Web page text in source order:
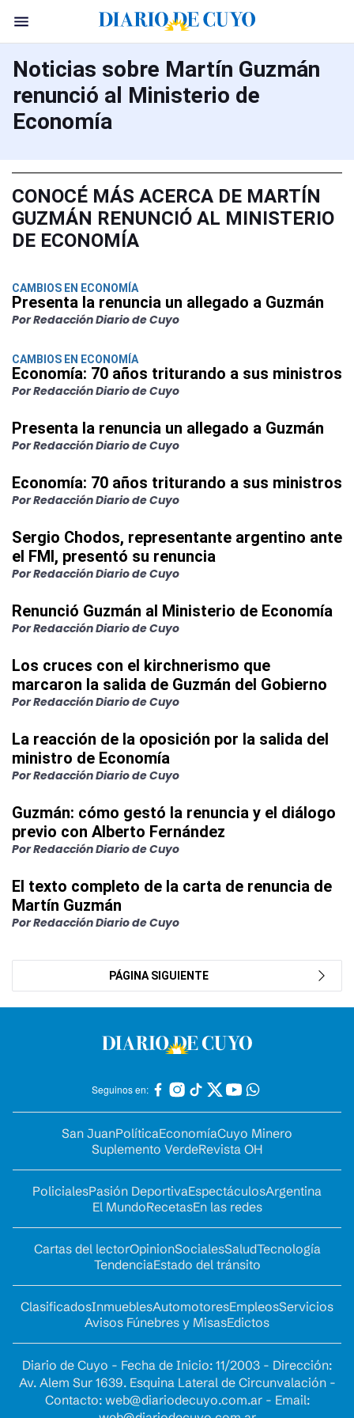
Noticias sobre Martín Guzmán
renunció al Ministerio de
Economía
CONOCÉ MÁS ACERCA DE MARTÍN
GUZMÁN RENUNCIÓ AL MINISTERIO
DE ECONOMÍA
CAMBIOS EN ECONOMÍA
Presenta la renuncia un allegado a Guzmán
Por Redacción Diario de Cuyo
CAMBIOS EN ECONOMÍA
Economía: 70 años triturando a sus ministros
Por Redacción Diario de Cuyo
Presenta la renuncia un allegado a Guzmán
Por Redacción Diario de Cuyo
Economía: 70 años triturando a sus ministros
Por Redacción Diario de Cuyo
Sergio Chodos, representante argentino ante
el FMI, presentó su renuncia
Por Redacción Diario de Cuyo
Renunció Guzmán al Ministerio de Economía
Por Redacción Diario de Cuyo
Los cruces con el kirchnerismo que
marcaron la salida de Guzmán del Gobierno
Por Redacción Diario de Cuyo
La reacción de la oposición por la salida del
ministro de Economía
Por Redacción Diario de Cuyo
Guzmán: cómo gestó la renuncia y el diálogo
previo con Alberto Fernández
Por Redacción Diario de Cuyo
El texto completo de la carta de renuncia de
Martín Guzmán
Por Redacción Diario de Cuyo
PÁGINA SIGUIENTE
Seguinos en:
San JuanPolíticaEconomíaCuyo Minero
Suplemento VerdeRevista OH
PolicialesPasión DeportivaEspectáculosArgentina
El MundoRecetasEn las redes
Cartas del lectorOpinionSocialesSaludTecnología
TendenciaEstado del tránsito
ClasificadosInmueblesAutomotoresEmpleosServicios
Avisos Fúnebres y MisasEdictos
Diario de Cuyo - Fecha de Inicio: 11/2003 - Dirección:
Av. Alem Sur 1639. Esquina Lateral de Circunvalación -
Contacto: web@diariodecuyo.com.ar- Email: